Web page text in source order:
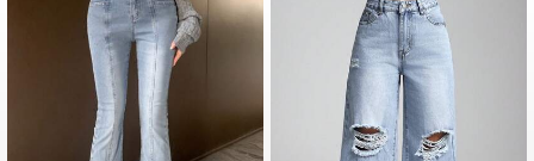
4.86 1.8M 팔로워
4.86 1.8M 팔로워